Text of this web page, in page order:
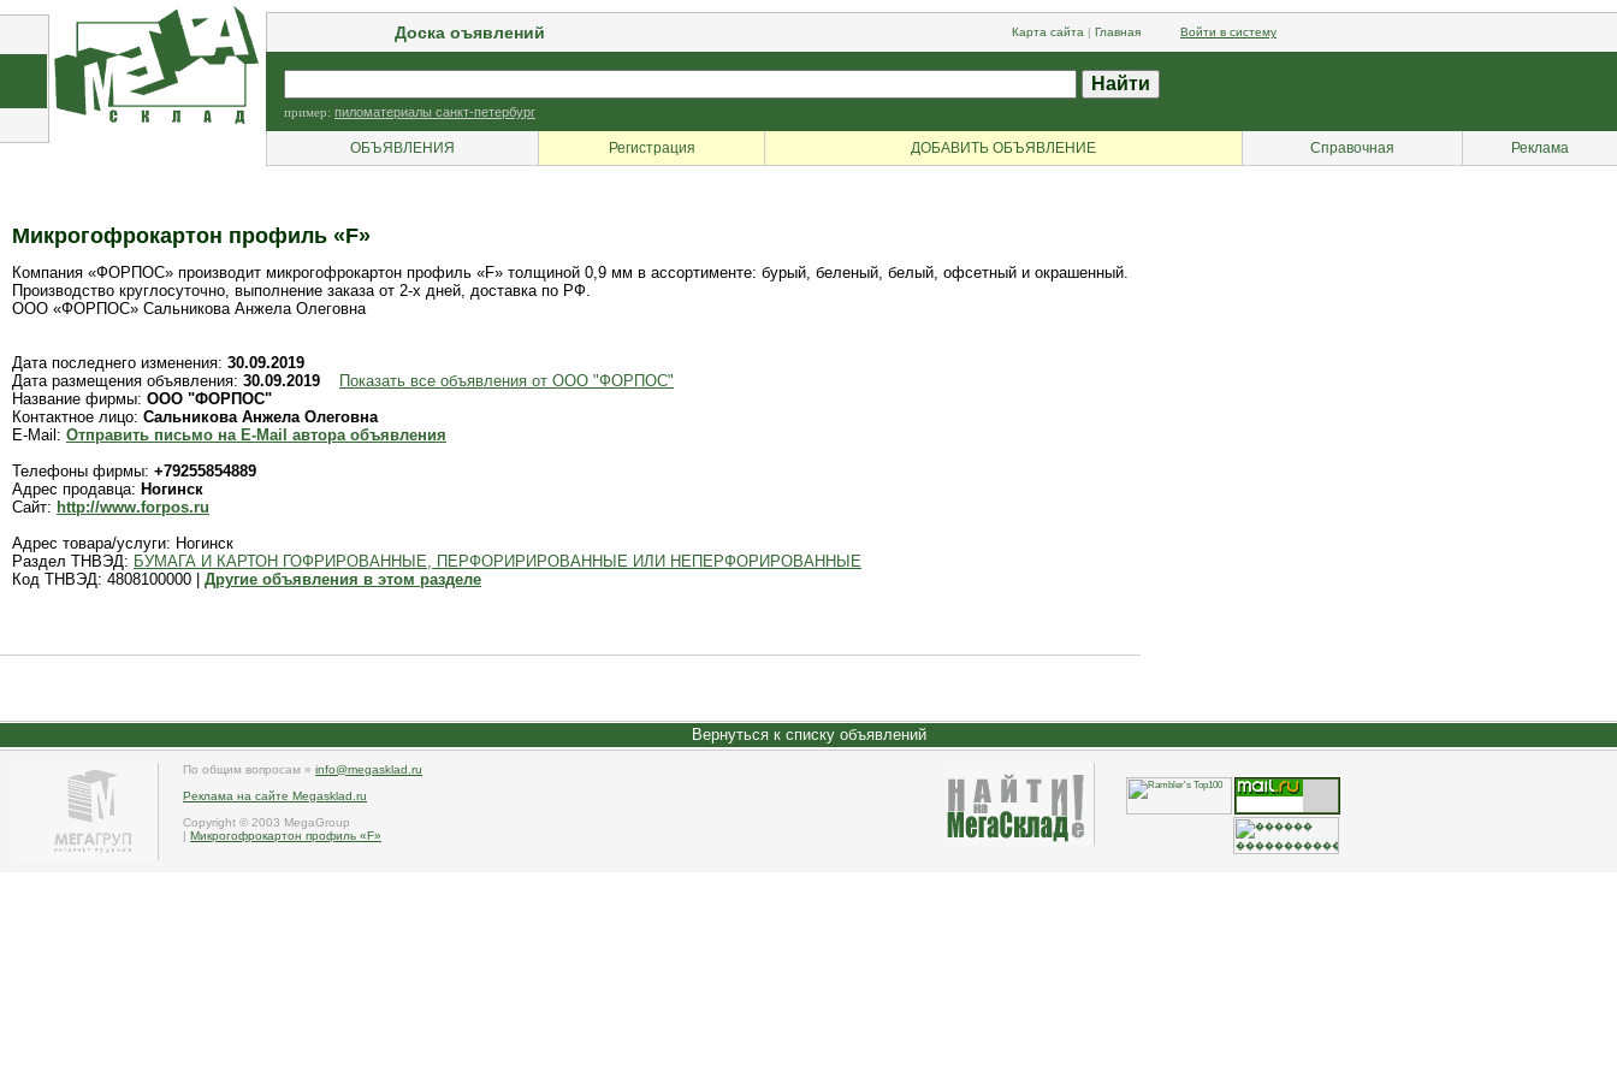
Доска оъявлений Карта сайта | Главная Войти в систему
пример: пиломатериалы санкт-петербург
ОБЪЯВЛЕНИЯ Регистрация ДОБАВИТЬ ОБЪЯВЛЕНИЕ Справочная Реклама
Микрогофрокартон профиль «F»
Компания «ФОРПОС» производит микрогофрокартон профиль «F» толщиной 0,9 мм в ассортименте: бурый, беленый, белый, офсетный и окрашенный.
Производство круглосуточно, выполнение заказа от 2-х дней, доставка по РФ.
ООО «ФОРПОС» Сальникова Анжела Олеговна
Дата последнего изменения: 30.09.2019
Дата размещения объявления: 30.09.2019
Показать все объявления от ООО "ФОРПОС"
Название фирмы: ООО "ФОРПОС"
Контактное лицо: Сальникова Анжела Олеговна
E-Mail: Отправить письмо на E-Mail автора объявления
Телефоны фирмы: +79255854889
Адрес продавца: Ногинск
Сайт: http://www.forpos.ru
Адрес товара/услуги: Ногинск
Раздел ТНВЭД: БУМАГА И КАРТОН ГОФРИРОВАННЫЕ, ПЕРФОРИРИРОВАННЫЕ ИЛИ НЕПЕРФОРИРОВАННЫЕ
Код ТНВЭД: 4808100000 | Другие объявления в этом разделе
Вернуться к списку объявлений
По общим вопросам » info@megasklad.ru
Реклама на сайте Megasklad.ru
Copyright © 2003 MegaGroup
| Микрогофрокартон профиль «F»